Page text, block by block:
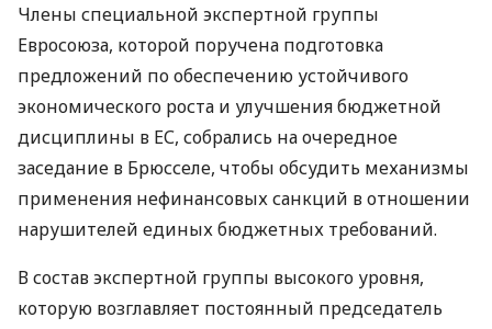
Члены специальной экспертной группы
Евросоюза, которой поручена подготовка
предложений по обеспечению устойчивого
экономического роста и улучшения бюджетной
дисциплины в ЕС, собрались на очередное
заседание в Брюсселе, чтобы обсудить механизмы
применения нефинансовых санкций в отношении
нарушителей единых бюджетных требований.
В состав экспертной группы высокого уровня,
которую возглавляет постоянный председатель